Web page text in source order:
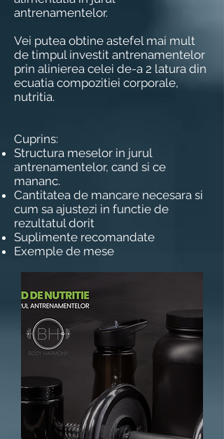
antrenamentelor.
Vei putea obtine astefel mai mult
de timpul investit antrenamentelor
prin alinierea celei de-a 2 latura din
ecuatia compozitiei corporale,
nutritia.
Cuprins:
Structura meselor in jurul
antrenamentelor, cand si ce
mananc.
Cantitatea de mancare necesara si
cum sa ajustezi in functie de
rezultatul dorit
Suplimente recomandate
Exemple de mese